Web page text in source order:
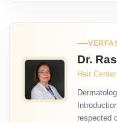
Dr.
Hair
respected